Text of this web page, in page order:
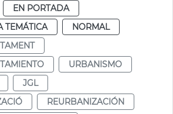
EN PORTADA
TEMÁTICA
NORMAL
URBANISMO
JGL
REURBANIZACIÓN